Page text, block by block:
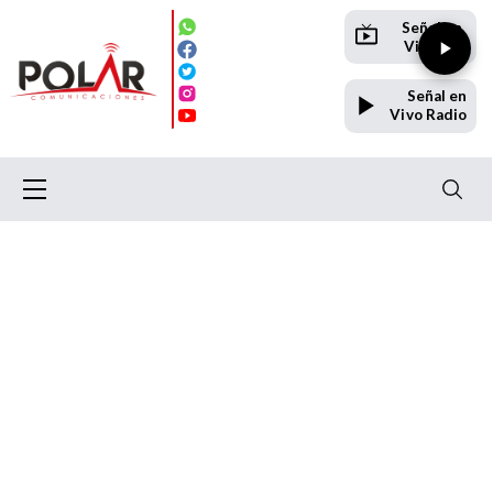
Señal en
Vivo TV
Señal en
Vivo Radio